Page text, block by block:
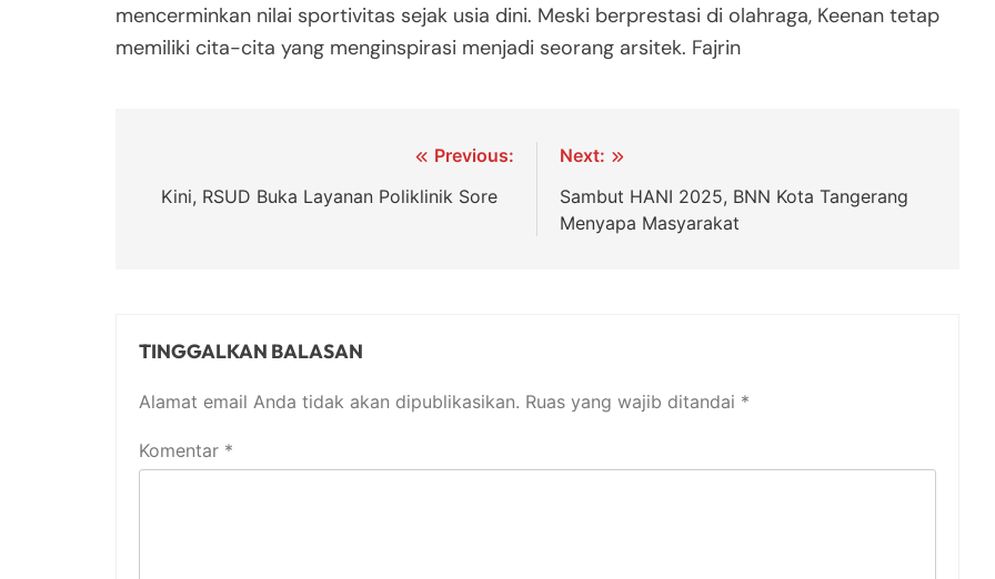
mencerminkan nilai sportivitas sejak usia dini. Meski berprestasi di olahraga, Keenan tetap
memiliki cita-cita yang menginspirasi menjadi seorang arsitek. Fajrin
pos
Previous:
Kini, RSUD Buka Layanan Poliklinik Sore
Next:
Sambut HANI 2025, BNN Kota Tangerang
Menyapa Masyarakat
TINGGALKAN BALASAN
Alamat email Anda tidak akan dipublikasikan. Ruas yang wajib ditandai *
Komentar *